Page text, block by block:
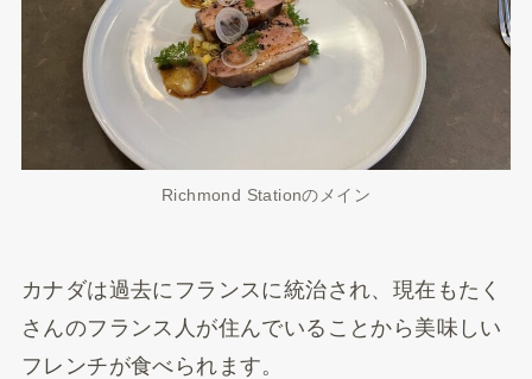
Richmond Stationのメイン
カナダは過去にフランスに統治され、現在もたく
さんのフランス人が住んでいることから美味しい
フレンチが食べられます。